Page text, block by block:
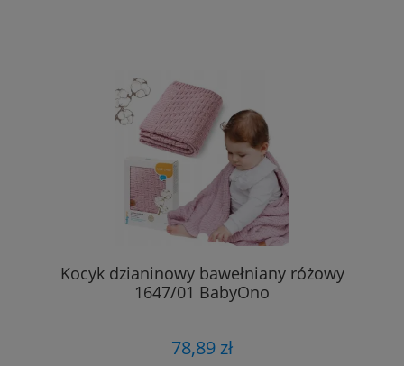
Kocyk dzianinowy bawełniany różowy
1647/01 BabyOno
78,89 zł